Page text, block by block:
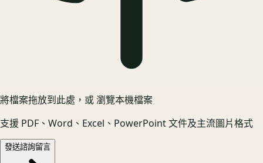
將檔案拖放到此處，或瀏覽本機檔案
支援 PDF、Word、Excel、PowerPoint 文件及主流圖片格式
發送諮詢留言